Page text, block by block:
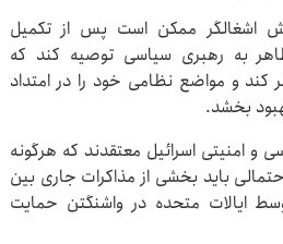
اشغالگر ممکن است پس از تکمیل
به رهبری سیاسی توصیه کند که
کند و مواضع نظامی خود را در امتداد
بخشد.
امنیتی اسرائیل معتقدند که هرگونه
باید بخشی از مذاکرات جاری بین
ایالات متحده در واشنگتن حمایت